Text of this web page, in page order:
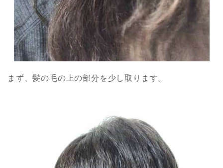
まず、髪の毛の上の部分を少し取ります。